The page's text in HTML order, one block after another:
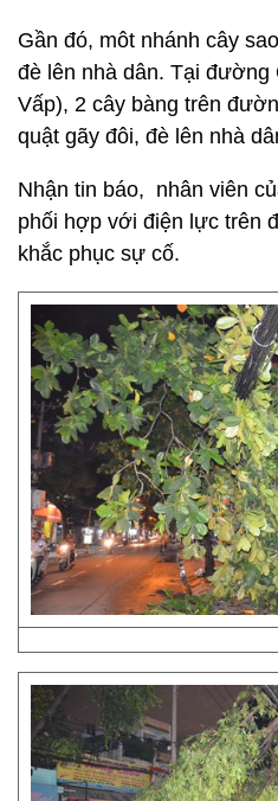
Gần đó, môt nhánh cây
đè lên nhà dân. Tại đường
Vấp), 2 cây bàng trên
quật gãy đôi, đè lên nhà
Nhận tin báo, nhân viên
phối hợp với điện lực trên
khắc phục sự cố.